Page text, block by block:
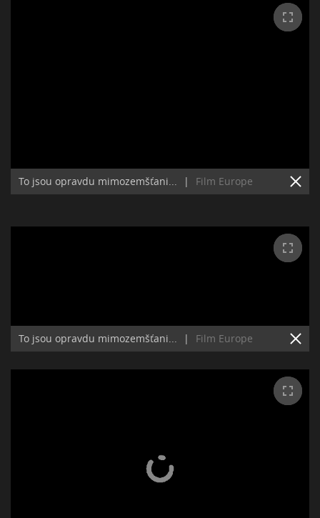
To jsou opravdu mimozemšťani... | Film Europe
To jsou opravdu mimozemšťani... | Film Europe